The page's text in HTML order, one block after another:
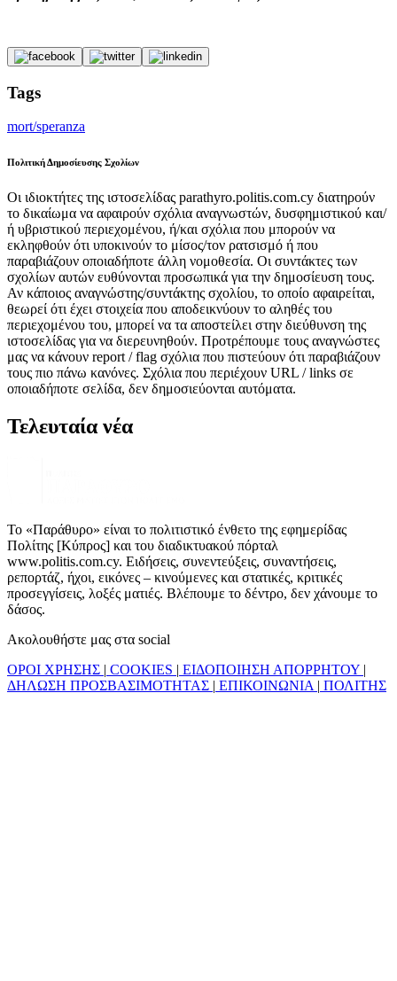
Tags
mort/speranza
Πολιτική Δημοσίευσης Σχολίων
Οι ιδιοκτήτες της ιστοσελίδας parathyro.politis.com.cy διατηρούν
το δικαίωμα να αφαιρούν σχόλια αναγνωστών, δυσφημιστικού και/
ή υβριστικού περιεχομένου, ή/και σχόλια που μπορούν να
εκληφθούν ότι υποκινούν το μίσος/τον ρατσισμό ή που
παραβιάζουν οποιαδήποτε άλλη νομοθεσία. Οι συντάκτες των
σχολίων αυτών ευθύνονται προσωπικά για την δημοσίευση τους.
Αν κάποιος αναγνώστης/συντάκτης σχολίου, το οποίο αφαιρείται,
θεωρεί ότι έχει στοιχεία που αποδεικνύουν το αληθές του
περιεχομένου του, μπορεί να τα αποστείλει στην διεύθυνση της
ιστοσελίδας για να διερευνηθούν. Προτρέπουμε τους αναγνώστες
μας να κάνουν report / flag σχόλια που πιστεύουν ότι παραβιάζουν
τους πιο πάνω κανόνες. Σχόλια που περιέχουν URL / links σε
οποιαδήποτε σελίδα, δεν δημοσιεύονται αυτόματα.
Τελευταία νέα
Το «Παράθυρο» είναι το πολιτιστικό ένθετο της εφημερίδας
Πολίτης [Κύπρος] και του διαδικτυακού πόρταλ
www.politis.com.cy. Ειδήσεις, συνεντεύξεις, συναντήσεις,
ρεπορτάζ, ήχοι, εικόνες – κινούμενες και στατικές, κριτικές
προσεγγίσεις, λοξές ματιές. Βλέπουμε το δέντρο, δεν χάνουμε το
δάσος.
Ακολουθήστε μας στα social
ΟΡΟΙ ΧΡΗΣΗΣ | COOKIES | ΕΙΔΟΠΟΙΗΣΗ ΑΠΟΡΡΗΤΟΥ |
ΔΗΛΩΣΗ ΠΡΟΣΒΑΣΙΜΟΤΗΤΑΣ | ΕΠΙΚΟΙΝΩΝΙΑ | ΠΟΛΙΤΗΣ